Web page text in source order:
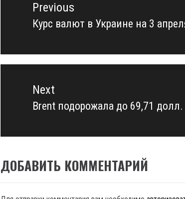
записямPrevious
Previous
Курс валют в Украине на 3
Next
Next
Brent подорожала до 69,71 долл.
ДОБАВИТЬ КОММЕНТАРИЙ